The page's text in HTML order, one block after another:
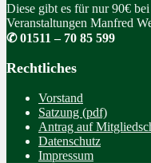
Diese gibt es für nur 90€
Veranstaltungen Manfred
✆ 01511 – 70 85 599
Rechtliches
Vorstand
Satzung (pdf)
Antrag auf
Datenschutz
Impressum